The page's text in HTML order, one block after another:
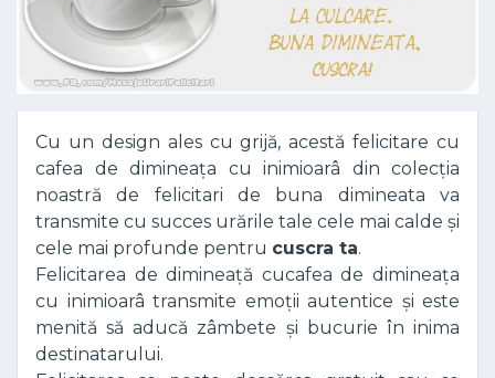
Cu un design ales cu grijă, acestă felicitare cu
cafea de dimineața cu inimioarâ din colecția
noastră de felicitari de buna dimineata va
transmite cu succes urările tale cele mai calde și
cele mai profunde pentru cuscra ta.
Felicitarea de dimineață cucafea de dimineața
cu inimioarâ transmite emoții autentice și este
menită să aducă zâmbete și bucurie în inima
destinatarului.